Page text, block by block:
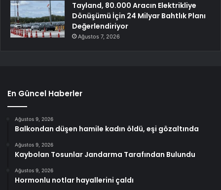
Tayland, 80.000 Aracın Elektrikliye
Dönüşümü İçin 24 Milyar Bahtlık Planı
Değerlendiriyor
Ağustos 7, 2026
En Güncel Haberler
Ağustos 9, 2026
Balkondan düşen hamile kadın öldü, eşi gözaltında
Ağustos 9, 2026
Kaybolan Tosunlar Jandarma Tarafından Bulundu
Ağustos 9, 2026
Hormonlu notlar hayallerini çaldı